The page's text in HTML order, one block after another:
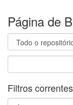
Página de
Filtros